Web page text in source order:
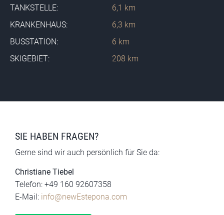
SIE HABEN FRAGEN?
Gerne sind wir auch persönlich für Sie da:
Christiane Tiebel
Telefon: +49 160 92607358
E-Mail: info@newEstepona.com
TANKSTELLE:
KRANKENHAUS:
BUSSTATION:
SKIGEBIET:
6,1 km
6,3 km
6 km
208 km